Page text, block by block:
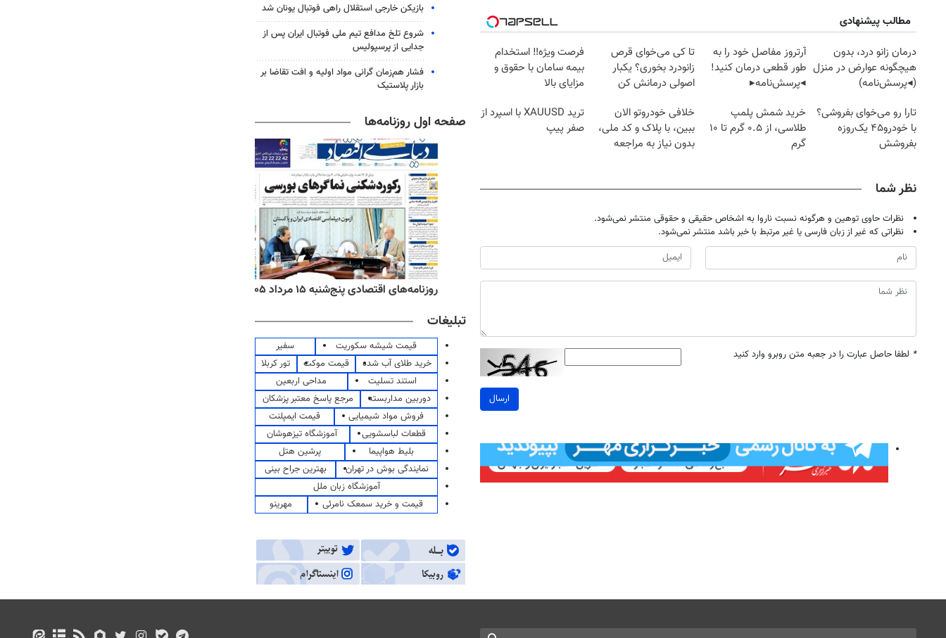
مطالب پیشنهادی
درمان زانو درد، بدون
هیچگونه عوارض در منزل
(◂پرسش‌نامه)
آرتروز مفاصل خود را به
طور قطعی درمان کنید!
◂پرسش‌نامه▸
تا کی می‌خوای قرص
زانودرد بخوری؟ یکبار
اصولی درمانش کن
فرصت ویژه‼️ استخدام
بیمه سامان با حقوق و
مزایای بالا
تارا رو می‌خوای بفروشی؟
با خودرو۴۵ یک‌روزه
بفروشش
خرید شمش پلمپ
طلاسی، از ۰.۵ گرم تا ۱۰
گرم
خلافی خودروتو الان
ببین، با پلاک و کد ملی،
بدون نیاز به مراجعه
ترید XAUUSD با اسپرد از
صفر پیپ
نظر شما
نظرات حاوی توهین و هرگونه نسبت ناروا به اشخاص حقیقی و حقوقی منتشر نمی‌شود.
نظراتی که غیر از زبان فارسی یا غیر مرتبط با خبر باشد منتشر نمی‌شود.
* لطفا حاصل عبارت را در جعبه متن روبرو وارد کنید
ارسال
بازیکن خارجی استقلال راهی فوتبال یونان شد
شروع تلخ مدافع تیم ملی فوتبال ایران پس از
جدایی از پرسپولیس
فشار هم‌زمان گرانی مواد اولیه و افت تقاضا بر
بازار پلاستیک
صفحه اول روزنامه‌ها
روزنامه‌های اقتصادی پنج‌شنبه ۱۵ مرداد ۱۴۰۵
تبلیغات
قیمت شیشه سکوریت
سفیر
خرید طلای آب شده
قیمت موکت
تور کربلا
استند تسلیت
مداحی اربعین
دوربین مداربسته
مرجع پاسخ معتبر پزشکان
فروش مواد شیمیایی
قیمت ایمپلنت
قطعات لباسشویی
آموزشگاه تیزهوشان
بلیط هواپیما
پرشین هتل
نمایندگی بوش در تهران
بهترین جراح بینی
آموزشگاه زبان ملل
قیمت و خرید سمعک نامرئی
مهرینو